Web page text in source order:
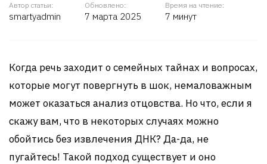
Автор статьи:
smartyadmin
Обновлено:
7 марта 2025
Время на чтение:
7 минут
Когда речь заходит о семейных тайнах и вопросах,
которые могут повергнуть в шок, немаловажным
может оказаться анализ отцовства. Но что, если я
скажу вам, что в некоторых случаях можно
обойтись без извлечения ДНК? Да-да, не
пугайтесь! Такой подход существует и оно